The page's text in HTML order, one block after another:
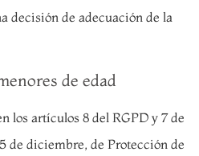
decisión de adecuación de la
de edad
los artículos 8 del RGPD y 7 de
de diciembre, de Protección de